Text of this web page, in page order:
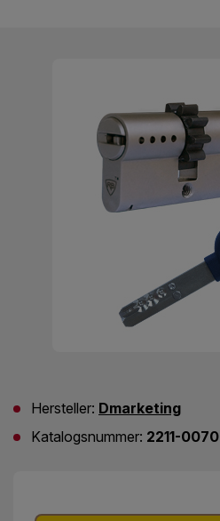
Hersteller: Dmarketing
Katalogsnummer: 2211-0070